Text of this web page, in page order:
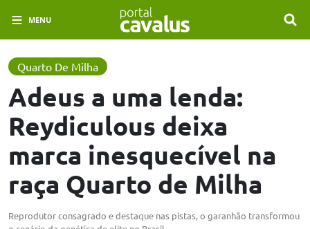
MENU
Quarto De Milha
Adeus a uma lenda:
Reydiculous deixa
marca inesquecível na
raça Quarto de Milha
Reprodutor consagrado e destaque nas pistas, o garanhão transformou